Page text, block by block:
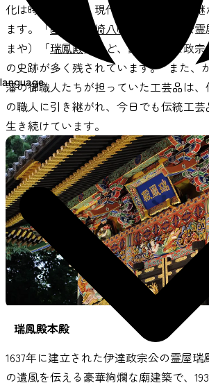
language
化は時代を重ね、現代にも脈々と受け継
ます。「国宝・大崎八幡宮
」や政宗公霊
まや）「瑞鳳殿」など、豪華絢爛な政宗
の史跡が多く残されています。 また、
藩の御職人たちが担っていた工芸品は
の職人に引き継がれ、今日でも伝統工芸
生き続けています。
瑞鳳殿本殿
1637年に建立された伊達政宗公の霊屋瑞
の遺風を伝える豪華絢爛な廟建築で、